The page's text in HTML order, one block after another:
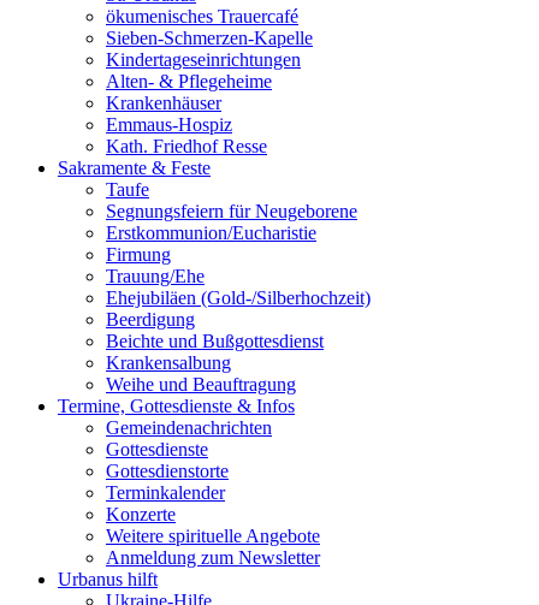
ökumenisches Trauercafé
Sieben-Schmerzen-Kapelle
Kindertageseinrichtungen
Alten- & Pflegeheime
Krankenhäuser
Emmaus-Hospiz
Kath. Friedhof Resse
Sakramente & Feste
Taufe
Segnungsfeiern für Neugeborene
Erstkommunion/Eucharistie
Firmung
Trauung/Ehe
Ehejubiläen (Gold-/Silberhochzeit)
Beerdigung
Beichte und Bußgottesdienst
Krankensalbung
Weihe und Beauftragung
Termine, Gottesdienste & Infos
Gemeindenachrichten
Gottesdienste
Gottesdienstorte
Terminkalender
Konzerte
Weitere spirituelle Angebote
Anmeldung zum Newsletter
Urbanus hilft
Ukraine-Hilfe